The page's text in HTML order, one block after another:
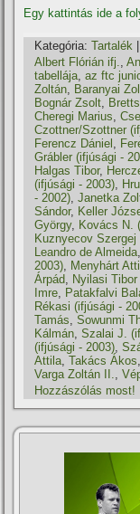
Egy kattintás ide a
Kategória: Tartalék
Albert Flórián ifj.,
tabellája,az ftc
Zoltán, Baranyai
Bognár Zsolt,
Cheregi Marius,
Czottner/Szottner
Ferencz Dániel ,
Grábler (ifjúsági -
Halgas Tibor,
(ifjúsági - 2003),
- 2002),Janetka
Sándor, Keller
György, Kovács N.
Kuznyecov Szergej
Leandro de Almeida,
2003), Menyhárt
Árpád, Nyilasi
Imre, Patakfalvi
Rékasi (ifjúsági -
Tamás,Sowunmi
Kálmán,Szalai J.
(ifjúsági - 2003),
Attila,Takács Ákos,
Varga Zoltán II.,
Hozzászólás most!